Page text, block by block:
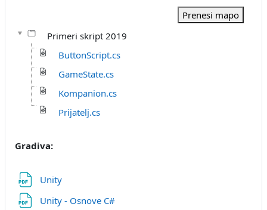
Prenesi mapo
Primeri skript 2019
ButtonScript.cs
GameState.cs
Kompanion.cs
Prijatelj.cs
Gradiva:
Unity
Unity - Osnove C#